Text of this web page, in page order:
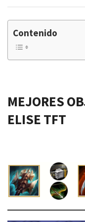
Contenido
MEJORES
ELISE TFT